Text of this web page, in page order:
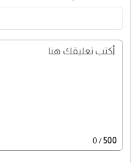
500
/ 0